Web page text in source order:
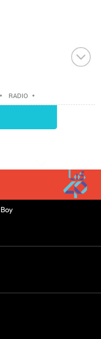
• RADIO •
•MEDIOS